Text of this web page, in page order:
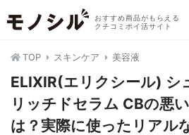
おすすめ商品がもらえる
クチコミポイ活サイト
TOP スキンケア 美容液
ELIXIR(エリクシール) シ
リッチドセラム CBの悪
は？実際に使ったリアル